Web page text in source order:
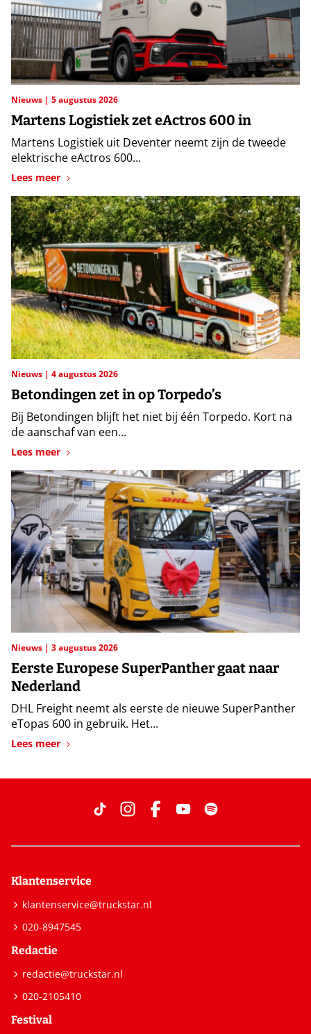
Nieuws 5 augustus 2026
Martens Logistiek zet eActros 600 in
Martens Logistiek uit Deventer neemt zijn de tweede
elektrische eActros 600...
Lees meer
Nieuws 4 augustus 2026
Betondingen zet in op Torpedo’s
Bij Betondingen blijft het niet bij één Torpedo. Kort na
de aanschaf van een...
Lees meer
Nieuws 3 augustus 2026
Eerste Europese SuperPanther gaat naar
Nederland
DHL Freight neemt als eerste de nieuwe SuperPanther
eTopas 600 in gebruik. Het...
Lees meer
Klantenservice
klantenservice@truckstar.nl
020-8947545
Redactie
redactie@truckstar.nl
020-2105410
Festival